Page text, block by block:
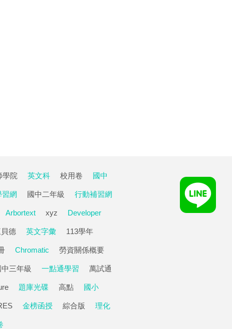
學院 英文科 校用卷 國中
習網 國中二年級 行動補習網
Arbortext xyz Developer
德 英文字彙 113學年
Chromatic 勞資關係概要
中三年級 一點通學習 萬試通
題庫光碟 高點 國小
金榜函授 綜合版 理化